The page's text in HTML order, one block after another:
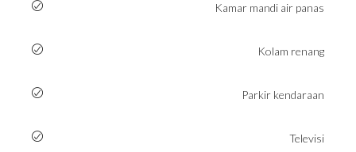
Kamar mandi air panas
Kolam renang
Parkir kendaraan
Televisi